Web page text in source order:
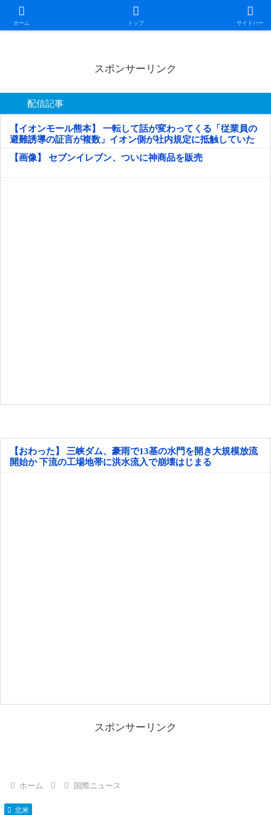
ホーム トップ サイドバー
日本第一！ニュース録
スポンサーリンク
配信記事
【イオンモール熊本】 一転して話が変わってくる「従業員の
避難誘導の証言が複数」イオン側が社内規定に抵触していた
疑い
【画像】 セブンイレブン、ついに神商品を販売
【おわった】 三峡ダム、豪雨で13基の水門を開き大規模放流
開始か 下流の工場地帯に洪水流入で崩壊はじまる
スポンサーリンク
ホーム 国際ニュース
北米